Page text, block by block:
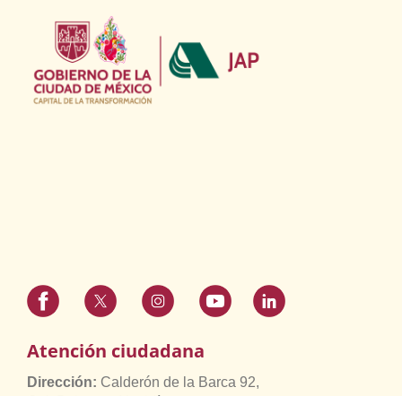
Atención ciudadana
Dirección: Calderón de la Barca 92,